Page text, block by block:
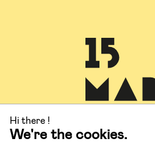
Hi there !
We're the cookies.